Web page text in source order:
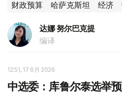
财政预算 哈萨克斯坦 经济
达娜 努尔巴克提
编译
12:51, 17 6月 2026
中选委：库鲁尔泰选举